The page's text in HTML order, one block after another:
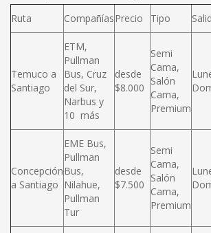
Ruta CompañíasPrecio Tipo
Temuco a
Santiago
ETM,
Pullman
Bus, Cruz
del Sur,
Narbus y
10 más
desde
$8.000
Semi
Cama,
Salón
Cama,
Premium
Concepción
a Santiago
EME Bus,
Pullman
Bus,
Nilahue,
Pullman
Tur
desde
$7.500
Semi
Cama,
Salón
Cama,
Premium